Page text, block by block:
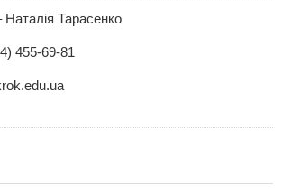
Тарасенко
455-69-81